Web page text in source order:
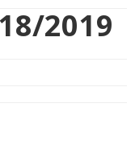
2019